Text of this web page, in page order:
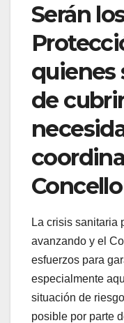
Serán
quienes
de
Concello
La crisis sanitaria
avanzando y el
esfuerzos para
especialmente
situación de
posible por parte